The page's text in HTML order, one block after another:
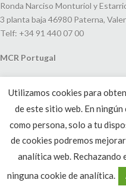
Ronda Narciso Monturiol y
3 planta baja 46980 Paterna,
Telf: +34 91 440 07 00
MCR Portugal
João V, 24
1250-091 Lisboa, Portugal
Telf: +351 220 993 033
Utilizamos cookies para
de este sitio web. En
como persona, solo a tu
de cookies podremos
analítica web. Rechazando
ninguna cookie de analítica.